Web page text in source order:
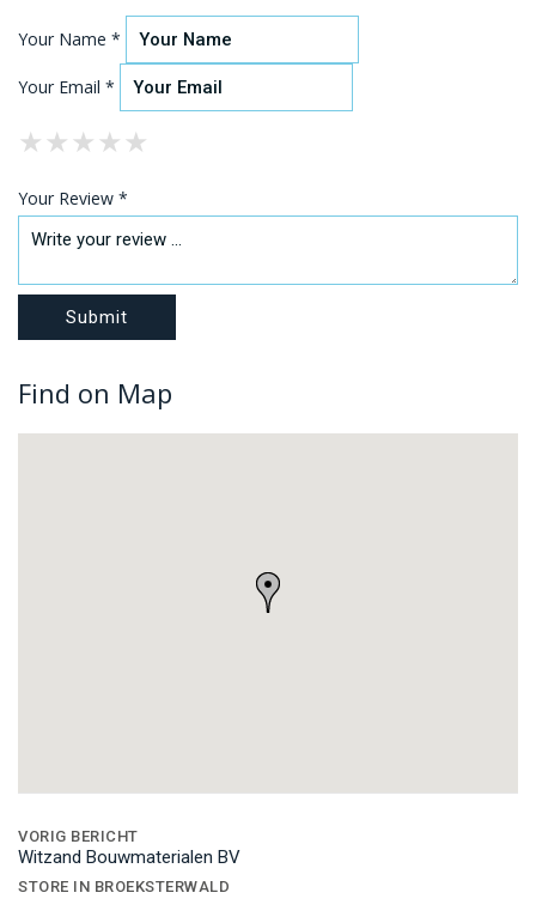
Your Name *
Your Email *
★
★★
★★★
★★★★
★★★★★
Your Review *
Find on Map
navigatie
VORIG BERICHT
Witzand Bouwmaterialen BV
STORE IN BROEKSTERWALD